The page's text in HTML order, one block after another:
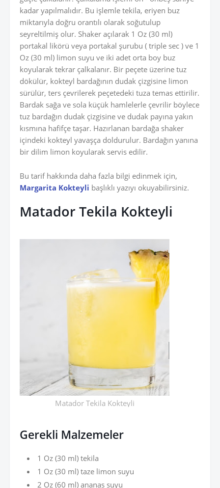
kadar yapılmalıdır. Bu işlemle tekila, eriyen buz
miktarıyla doğru orantılı olarak soğutulup
seyreltilmiş olur. Shaker açılarak 1 Oz (30 ml)
portakal likörü veya portakal şurubu ( triple sec ) ve 1
Oz (30 ml) limon suyu ve iki adet orta boy buz
koyularak tekrar çalkalanır. Bir peçete üzerine tuz
dökülür, kokteyl bardağının dudak çizgisine limon
sürülür, ters çevrilerek peçetedeki tuza temas ettirilir.
Bardak sağa ve sola küçük hamlelerle çevrilir böylece
tuz bardağın dudak çizgisine ve dudak payına yakın
kısmına hafifçe taşar. Hazırlanan bardağa shaker
içindeki kokteyl yavaşça doldurulur. Bardağın yanına
bir dilim limon koyularak servis edilir.
Bu tarif hakkında daha fazla bilgi edinmek için,
Margarita Kokteyli başlıklı yazıyı okuyabilirsiniz.
Matador Tekila Kokteyli
Matador Tekila Kokteyli
Gerekli Malzemeler
1 Oz (30 ml) tekila
1 Oz (30 ml) taze limon suyu
2 Oz (60 ml) ananas suyu